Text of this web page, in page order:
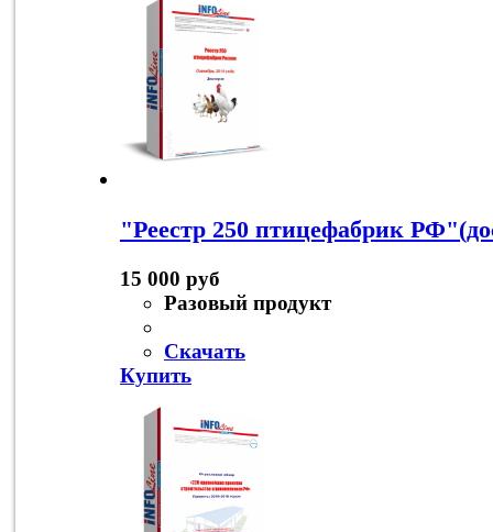
"Реестр 250 птицефабрик
15 000 руб
Разовый продукт
Скачать
Купить